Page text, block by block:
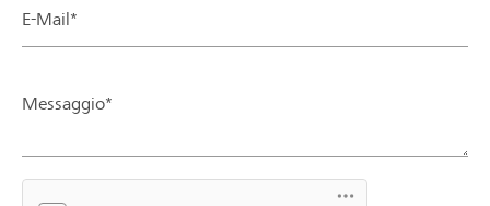
E-Mail*
Messaggio*